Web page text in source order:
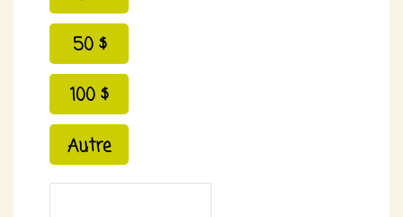
50 $
100 $
Autre